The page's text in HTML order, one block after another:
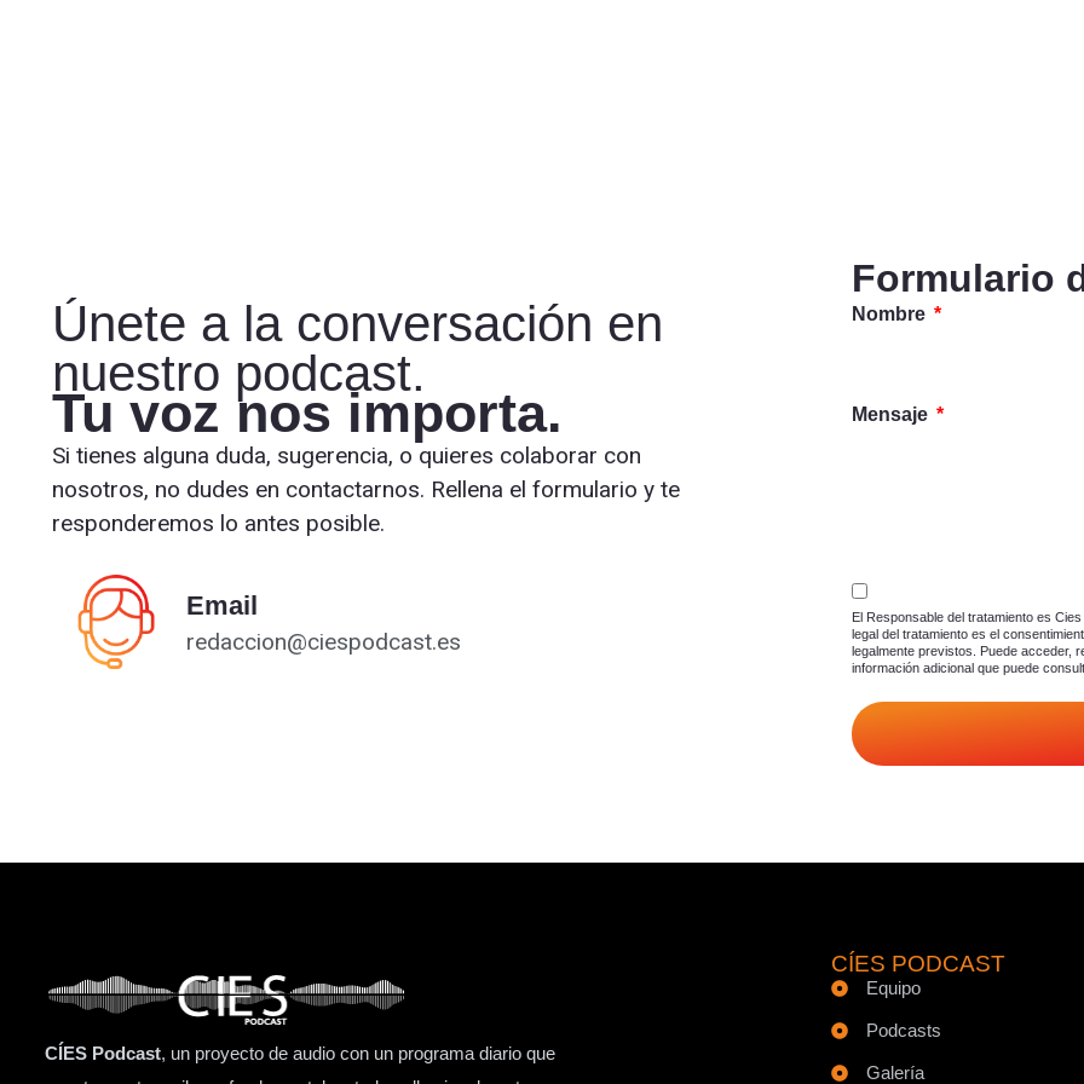
Únete a la conversación en
nuestro podcast.
Tu voz nos importa.
Si tienes alguna duda, sugerencia, o quieres colaborar con
nosotros, no dudes en contactarnos. Rellena el formulario y te
responderemos lo antes posible.
Email
redaccion@ciespodcast.es
Formulario
Nombre
Mensaje
El Responsable del tratamiento es
legal del tratamiento es el
legalmente previstos. Puede acceder,
información adicional que puede
CÍES Podcast, un proyecto de audio con un programa diario que
CÍES PODCAST
Equipo
Podcasts
Galería